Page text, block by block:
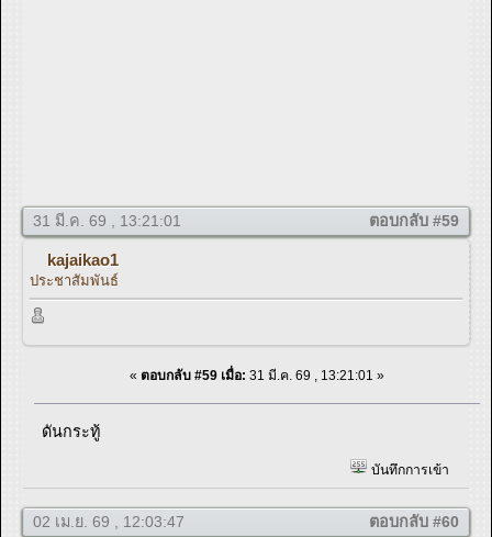
31 มี.ค. 69 , 13:21:01 ตอบกลับ #59
kajaikao1
ประชาสัมพันธ์
« ตอบกลับ #59 เมื่อ: 31 มี.ค. 69 , 13:21:01 »
ดันกระทู้
บันทึกการเข้า
02 เม.ย. 69 , 12:03:47 ตอบกลับ #60